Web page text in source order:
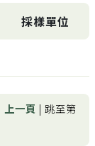
採樣單位
上一頁 | 跳至第